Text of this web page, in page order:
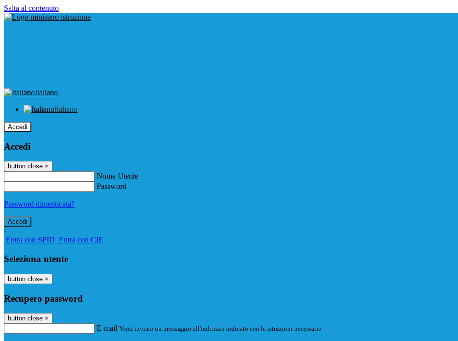
Salta al contenuto
Italiano
Italiano
Accedi
Accedi
button close ×
Nome Utente
Password
Password dimenticata?
-
Entra con SPID Entra con CIE
Seleziona utente
button close ×
Recupero password
button close ×
E-mail Verrà inviato un messaggio all'indirizzo indicato con le istruzioni necessarie.